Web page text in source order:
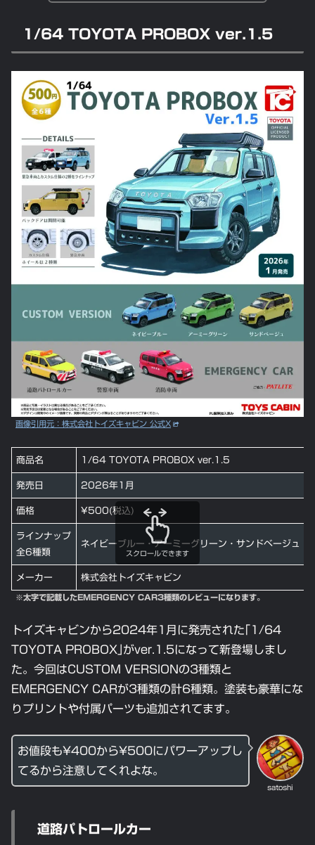
1/64 TOYOTA PROBOX ver.1.5
画像引用元：株式会社トイズキャビン 公式X
商品名 1/64 TOYOTA PROBOX ver.1.5
発売日 2026年1月
価格 ¥500(税込)
ラインナップ
全6種類
ネイビーブルー・アーミーグリーン・サンドベージュ・
メーカー 株式会社トイズキャビン
スクロールできます
※太字で記載したEMERGENCY CAR3種類のレビューになります。
トイズキャビンから2024年1月に発売された｢1/64
TOYOTA PROBOX｣がver.1.5になって新登場しまし
た。今回はCUSTOM VERSIONの3種類と
EMERGENCY CARが3種類の計6種類。塗装も豪華にな
りプリントや付属パーツも追加されてます。
satoshi
お値段も¥400から¥500にパワーアップし
てるから注意してくれよな。
道路パトロールカー